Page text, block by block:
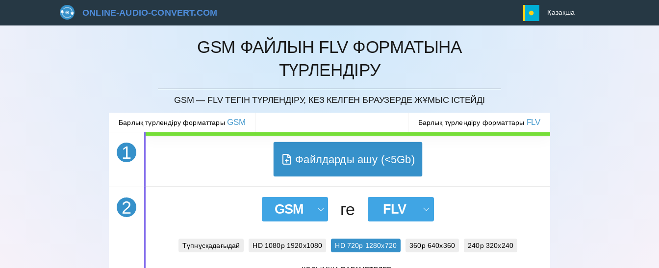
ONLINE-AUDIO-CONVERT.COM Қазақша
GSM ФАЙЛЫН FLV ФОРМАТЫНА
ТҮРЛЕНДІРУ
GSM — FLV ТЕГІН ТҮРЛЕНДІРУ, КЕЗ КЕЛГЕН БРАУЗЕРДЕ ЖҰМЫС ІСТЕЙДІ
Барлық түрлендіру форматтары GSM Барлық түрлендіру форматтары FLV
1
БОЛДЫРМАУ
Файлдарды ашу (<5Gb)
2 GSM ге FLV
Түпнұсқадағыдай HD 1080p 1920x1080 HD 720p 1280x720 360p 640x360 240p 320x240